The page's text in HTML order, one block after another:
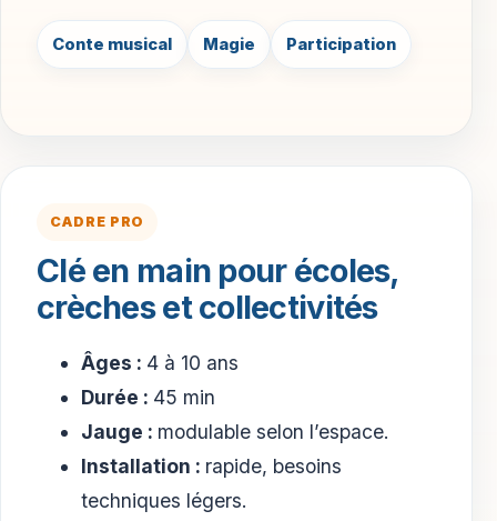
Conte musical Magie Participation
CADRE PRO
Clé en main pour écoles,
crèches et collectivités
Âges : 4 à 10 ans
Durée : 45 min
Jauge : modulable selon l’espace.
Installation : rapide, besoins
techniques légers.